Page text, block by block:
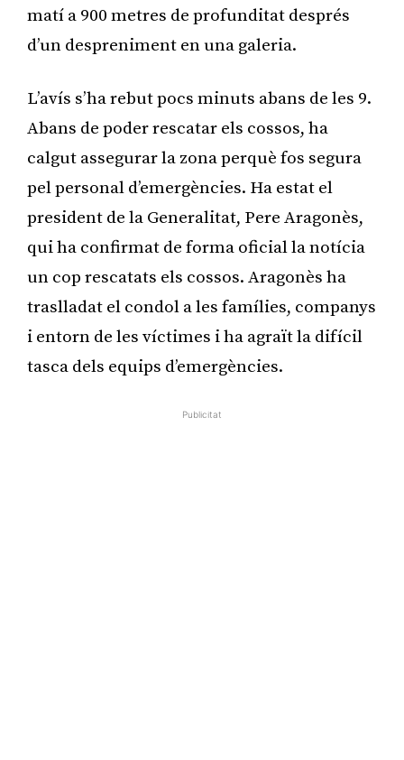
matí a 900 metres de profunditat després
d’un despreniment en una galeria.
L’avís s’ha rebut pocs minuts abans de les 9.
Abans de poder rescatar els cossos, ha
calgut assegurar la zona perquè fos segura
pel personal d’emergències. Ha estat el
president de la Generalitat, Pere Aragonès,
qui ha confirmat de forma oficial la notícia
un cop rescatats els cossos. Aragonès ha
traslladat el condol a les famílies, companys
i entorn de les víctimes i ha agraït la difícil
tasca dels equips d’emergències.
Publicitat